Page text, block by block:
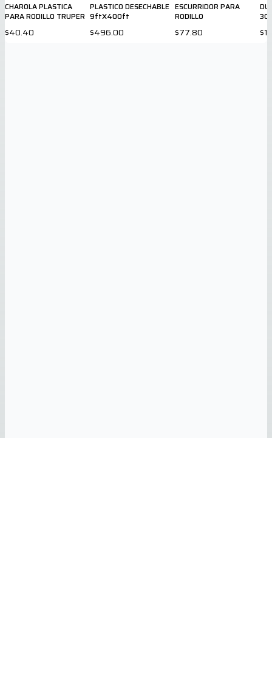
CHAROLA PLASTICA
PARA RODILLO TRUPER
$40.40
PLASTICO DESECHABLE
9ftX400ft
$496.00
ESCURRIDOR PARA
RODILLO
$77.80